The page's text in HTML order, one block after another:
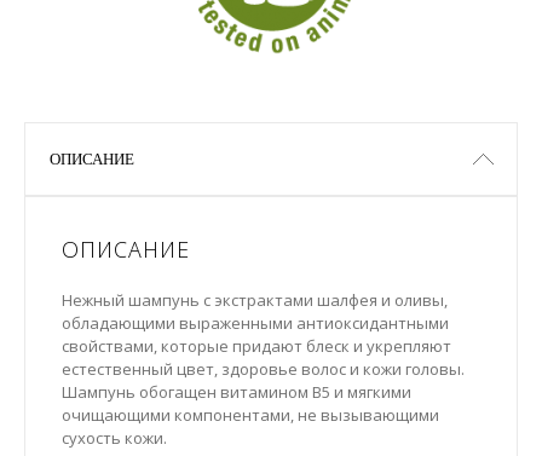
ОПИСАНИЕ
ОПИСАНИЕ
Нежный шампунь с экстрактами шалфея и оливы,
обладающими выраженными антиоксидантными
свойствами, которые придают блеск и укрепляют
естественный цвет, здоровье волос и кожи головы.
Шампунь обогащен витамином B5 и мягкими
очищающими компонентами, не вызывающими
сухость кожи.